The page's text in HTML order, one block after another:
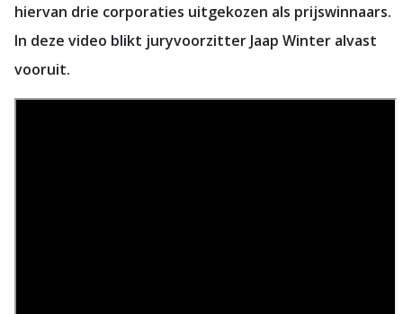
hiervan drie corporaties uitgekozen als prijswinnaars.
In deze video blikt juryvoorzitter Jaap Winter alvast
vooruit.